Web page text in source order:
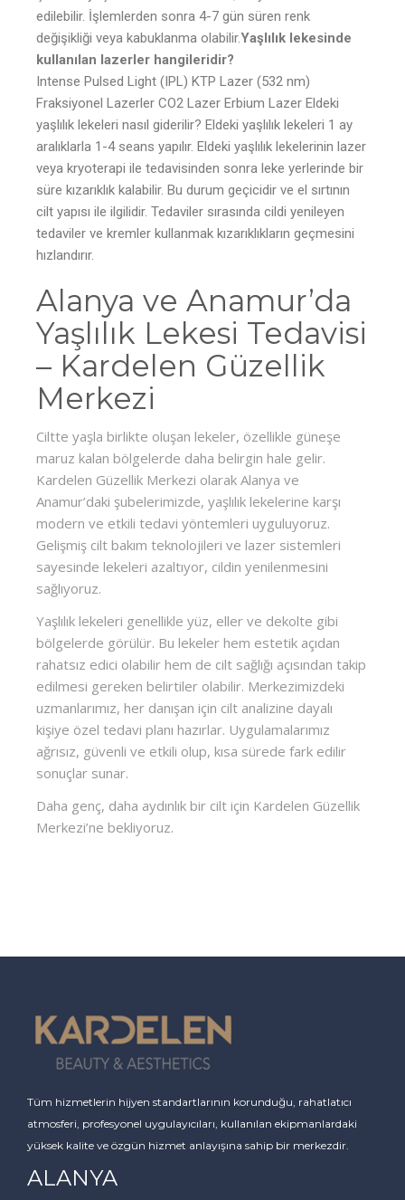
edilebilir. İşlemlerden sonra 4-7 gün süren renk
değişikliği veya kabuklanma olabilir.Yaşlılık lekesinde
kullanılan lazerler hangileridir?
Intense Pulsed Light (IPL) KTP Lazer (532 nm)
Fraksiyonel Lazerler CO2 Lazer Erbium Lazer Eldeki
yaşlılık lekeleri nasıl giderilir? Eldeki yaşlılık lekeleri 1 ay
aralıklarla 1-4 seans yapılır. Eldeki yaşlılık lekelerinin lazer
veya kryoterapi ile tedavisinden sonra leke yerlerinde bir
süre kızarıklık kalabilir. Bu durum geçicidir ve el sırtının
cilt yapısı ile ilgilidir. Tedaviler sırasında cildi yenileyen
tedaviler ve kremler kullanmak kızarıklıkların geçmesini
hızlandırır.
Alanya ve Anamur’da
Yaşlılık Lekesi Tedavisi
– Kardelen Güzellik
Merkezi
Ciltte yaşla birlikte oluşan lekeler, özellikle güneşe
maruz kalan bölgelerde daha belirgin hale gelir.
Kardelen Güzellik Merkezi olarak Alanya ve
Anamur’daki şubelerimizde, yaşlılık lekelerine karşı
modern ve etkili tedavi yöntemleri uyguluyoruz.
Gelişmiş cilt bakım teknolojileri ve lazer sistemleri
sayesinde lekeleri azaltıyor, cildin yenilenmesini
sağlıyoruz.
Yaşlılık lekeleri genellikle yüz, eller ve dekolte gibi
bölgelerde görülür. Bu lekeler hem estetik açıdan
rahatsız edici olabilir hem de cilt sağlığı açısından takip
edilmesi gereken belirtiler olabilir. Merkezimizdeki
uzmanlarımız, her danışan için cilt analizine dayalı
kişiye özel tedavi planı hazırlar. Uygulamalarımız
ağrısız, güvenli ve etkili olup, kısa sürede fark edilir
sonuçlar sunar.
Daha genç, daha aydınlık bir cilt için Kardelen Güzellik
Merkezi’ne bekliyoruz.
Tüm hizmetlerin hijyen standartlarının korunduğu, rahatlatıcı
atmosferi, profesyonel uygulayıcıları, kullanılan ekipmanlardaki
yüksek kalite ve özgün hizmet anlayışına sahip bir merkezdir.
ALANYA